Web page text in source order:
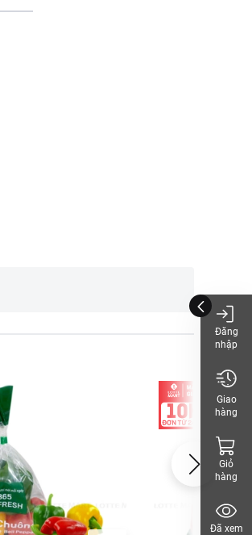
Đăng
nhập
Giao
hàng
Giỏ
hàng
Đã xem